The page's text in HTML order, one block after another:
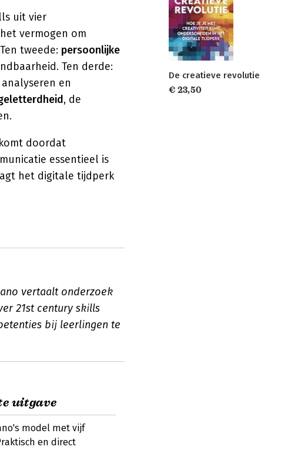
uit vier
vermogen om
tweede: persoonlijke
Ten derde:
en
, de
doordat
essentieel is
het digitale tijdperk
vertaalt onderzoek
21st century skills
bij leerlingen te
uitgave
model met vijf
en direct
De creatieve revolutie
€ 23,50